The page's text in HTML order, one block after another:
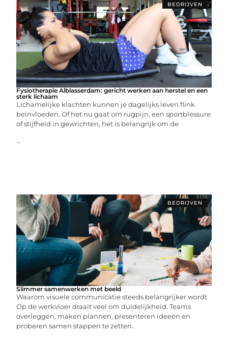
BEDRIJVEN
Fysiotherapie Alblasserdam: gericht werken aan herstel en een
sterk lichaam
Lichamelijke klachten kunnen je dagelijks leven flink
beïnvloeden. Of het nu gaat om rugpijn, een sportblessure
of stijfheid in gewrichten, het is belangrijk om de
...
BEDRIJVEN
Slimmer samenwerken met beeld
Waarom visuele communicatie steeds belangrijker wordt
Op de werkvloer draait veel om duidelijkheid. Teams
overleggen, maken plannen, presenteren ideeën en
proberen samen stappen te zetten.